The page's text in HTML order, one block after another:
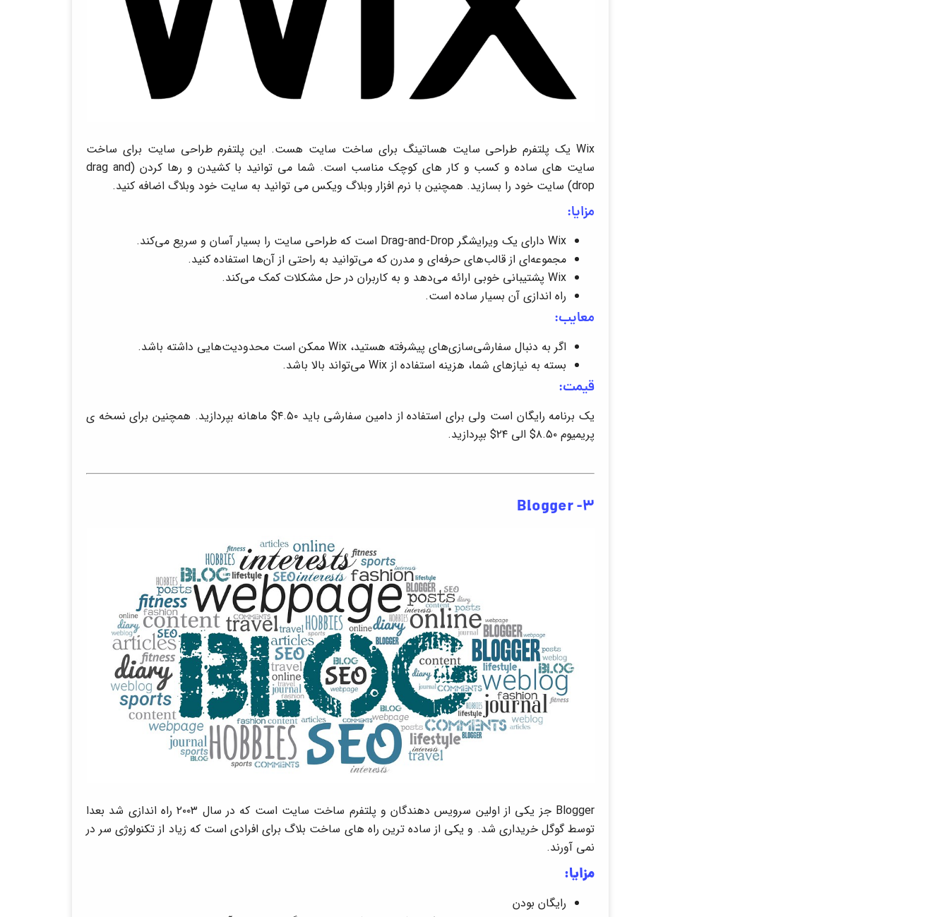
Wix یک پلتفرم طراحی سایت هساتینگ برای ساخت سایت هست. این پلتفرم طراحی سایت برای ساخت
سایت های ساده و کسب و کار های کوچک مناسب است. شما می توانید با کشیدن و رها کردن (drag and
drop) سایت خود را بسازید. همچنین با نرم افزار وبلاگ ویکس می توانید به سایت خود وبلاگ اضافه کنید.
مزایا:
Wix دارای یک ویرایشگر Drag-and-Drop است که طراحی سایت را بسیار آسان و سریع می‌کند.
مجموعه‌ای از قالب‌های حرفه‌ای و مدرن که می‌توانید به راحتی از آن‌ها استفاده کنید.
Wix پشتیبانی خوبی ارائه می‌دهد و به کاربران در حل مشکلات کمک می‌کند.
راه اندازی آن بسیار ساده است.
معایب:
اگر به دنبال سفارشی‌سازی‌های پیشرفته هستید، Wix ممکن است محدودیت‌هایی داشته باشد.
بسته به نیازهای شما، هزینه استفاده از Wix می‌تواند بالا باشد.
قیمت:
یک برنامه رایگان است ولی برای استفاده از دامین سفارشی باید ۴.۵۰$ ماهانه بپردازید. همچنین برای نسخه ی
پریمیوم ۸.۵۰$ الی ۲۴$ بپردازید.
Blogger -3
Blogger جز یکی از اولین سرویس دهندگان و پلتفرم ساخت سایت است که در سال ۲۰۰۳ راه اندازی شد بعدا
توسط گوگل خریداری شد. و یکی از ساده ترین راه های ساخت بلاگ برای افرادی است که زیاد از تکنولوژی سر در
نمی آورند.
مزایا:
رایگان بودن